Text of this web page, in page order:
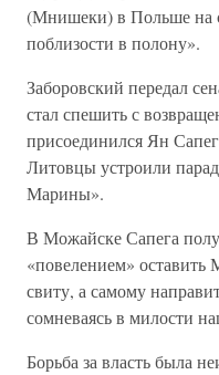
(Мнишеки) в Польше на
поблизости в полону».
Заборовский передал
стал спешить с
присоединился Ян
Литовцы устроили
Марины».
В Можайске Сапега
«повелением»
свиту, а самому
сомневаясь в милости
Борьба за власть была